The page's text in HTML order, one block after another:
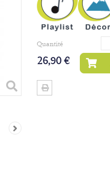
Quantité
26,90 €